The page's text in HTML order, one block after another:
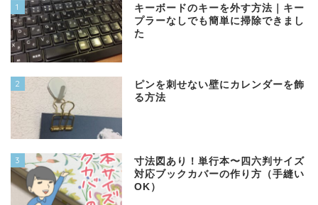
1
キーボードのキーを外す方法｜キー
プラーなしでも簡単に掃除できまし
た
2
ピンを刺せない壁にカレンダーを飾
る方法
3
寸法図あり！単行本〜四六判サイズ
対応ブックカバーの作り方（手縫い
OK）